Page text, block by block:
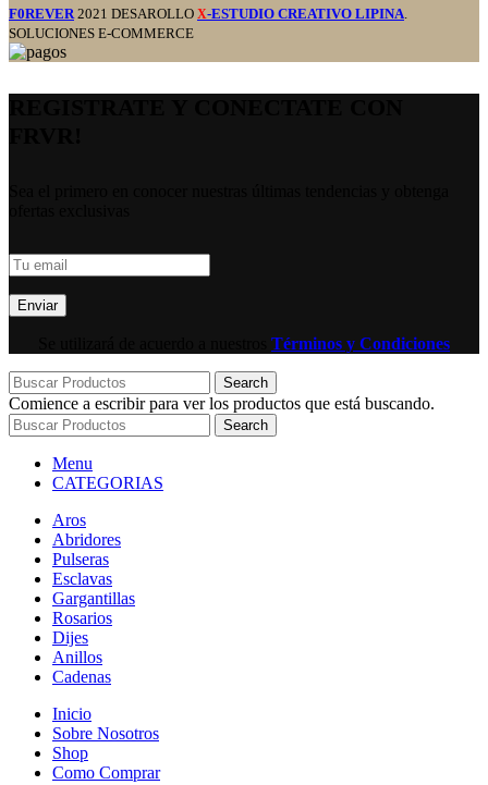
F0REVER 2021 DESAROLLO X-ESTUDIO CREATIVO LIPINA
SOLUCIONES E-COMMERCE
Términos y Condiciones
Search
Comience a escribir para ver los productos que está buscando.
Search
Menu
CATEGORIAS
Aros
Abridores
Pulseras
Esclavas
Gargantillas
Rosarios
Dijes
Anillos
Cadenas
Inicio
Sobre Nosotros
Shop
Como Comprar